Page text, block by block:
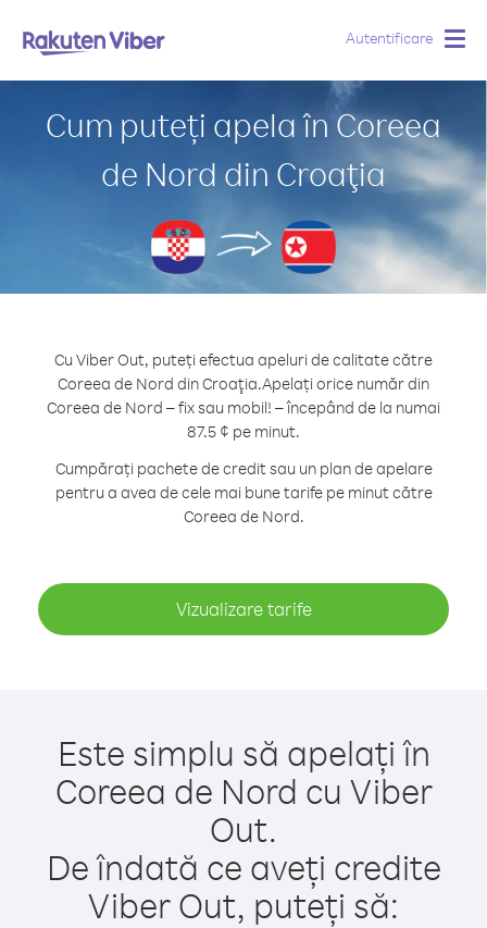
Autentificare
Cum puteți apela în Coreea
de Nord din Croaţia
Cu Viber Out, puteți efectua apeluri de calitate către
Coreea de Nord din Croaţia.Apelați orice număr din
Coreea de Nord – fix sau mobil! – începând de la numai
87.5 ¢ pe minut.
Cumpărați pachete de credit sau un plan de apelare
pentru a avea de cele mai bune tarife pe minut către
Coreea de Nord.
Vizualizare tarife
Este simplu să apelați în
Coreea de Nord cu Viber
Out.
De îndată ce aveți credite
Viber Out, puteți să: